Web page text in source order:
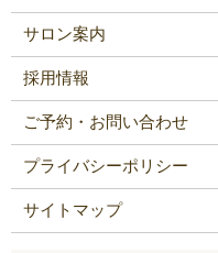
サロン案内
採用情報
ご予約・お問い合わせ
プライバシーポリシー
サイトマップ